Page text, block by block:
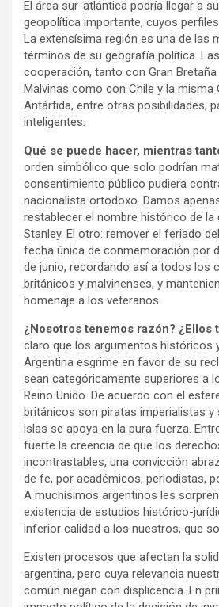
El área sur-atlántica podría llegar a
geopolítica importante, cuyos
La extensísima región es una de las
términos de su geografía política.
cooperación, tanto con Gran
Malvinas como con Chile y la misma
Antártida, entre otras posibilidades,
inteligentes.
Qué se puede hacer, mientras
orden simbólico que solo podrían
consentimiento público pudiera
nacionalista ortodoxo. Damos
restablecer el nombre histórico de la
Stanley. El otro: remover el feriado
fecha única de conmemoración por
de junio, recordando así a todos los
británicos y malvinenses, y
homenaje a los veteranos.
¿Nosotros tenemos razón? ¿Ellos
claro que los argumentos históricos
Argentina esgrime en favor de su
sean categóricamente superiores a
Reino Unido. De acuerdo con el
británicos son piratas imperialistas y
islas se apoya en la pura fuerza.
fuerte la creencia de que los
incontrastables, una convicción
de fe, por académicos, periodistas,
A muchísimos argentinos les
existencia de estudios histórico-
inferior calidad a los nuestros, que
Existen procesos que afectan la
argentina, pero cuya relevancia
común niegan con displicencia. En